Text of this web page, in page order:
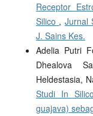
Receptor
Silico , Jurnal
J. Sains Kes.
Adelia Putri
Dhealova
Heldestasia,
Studi In
guajava)